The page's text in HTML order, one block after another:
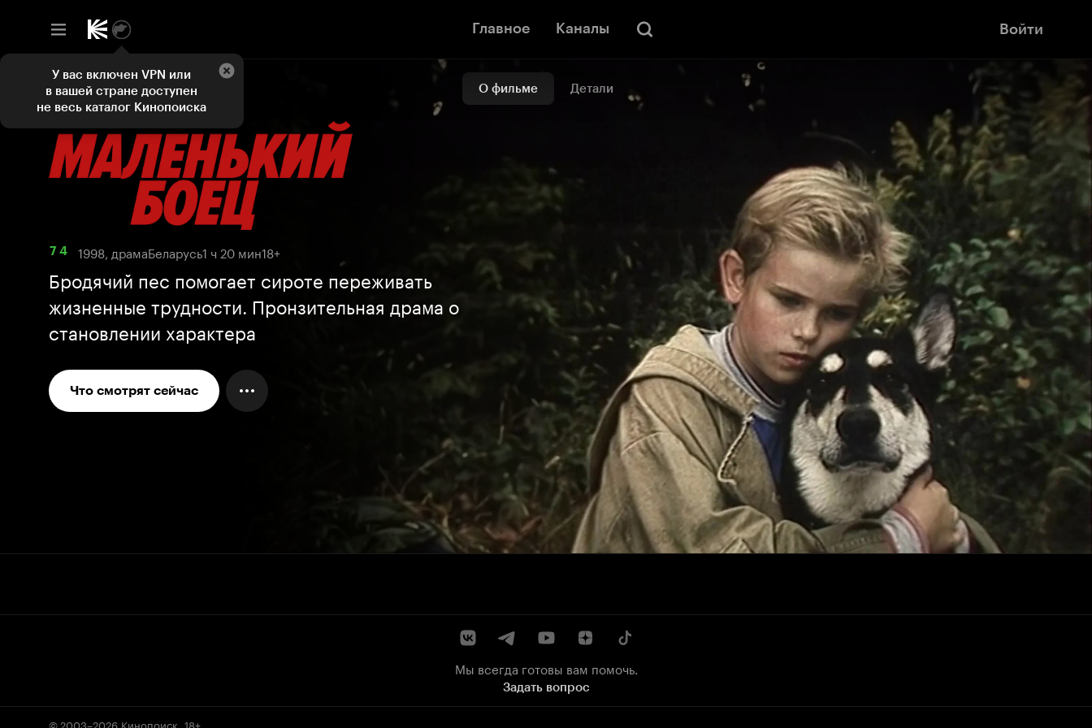
Главное Каналы Войти
О фильме Детали
7 4 1998, драмаБеларусь1 ч 20 мин18+
Бродячий пес помогает сироте переживать
жизненные трудности. Пронзительная драма о
становлении характера
Что смотрят сейчас
Мы всегда готовы вам помочь.
Задать вопрос
© 2003–2026 Кинопоиск 18+
У вас включен VPN или
в вашей стране доступен
не весь каталог Кинопоиска